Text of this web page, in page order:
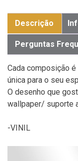
Descrição
Perguntas
Cada composição
única para o seu
O desenho que
wallpaper/ suporte
-VINIL